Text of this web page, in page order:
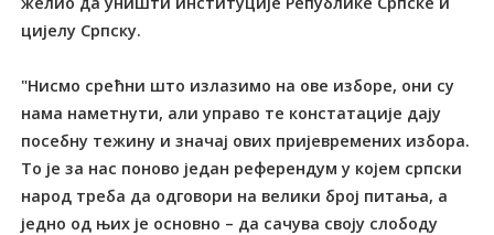
цијелу Српску.
"Нисмо срећни што излазимо на ове изборе, они су
нама наметнути, али управо те констатације дају
посебну тежину и значај ових пријевремених избора.
То је за нас поново један референдум у којем српски
народ треба да одговори на велики број питања, а
једно од њих је основно – да сачува своју слободу